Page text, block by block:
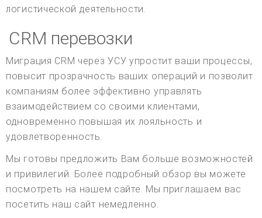
логистической деятельности.
CRM перевозки
Миграция CRM через УСУ упростит ваши процессы,
повысит прозрачность ваших операций и позволит
компаниям более эффективно управлять
взаимодействием со своими клиентами,
одновременно повышая их лояльность и
удовлетворенность.
Мы готовы предложить Вам больше возможностей
и привилегий. Более подробный обзор вы можете
посмотреть на нашем сайте. Мы приглашаем вас
посетить наш сайт немедленно.